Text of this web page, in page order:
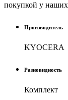
покупкой у
Производитель
KYOCERA
Разновидность
Комплект